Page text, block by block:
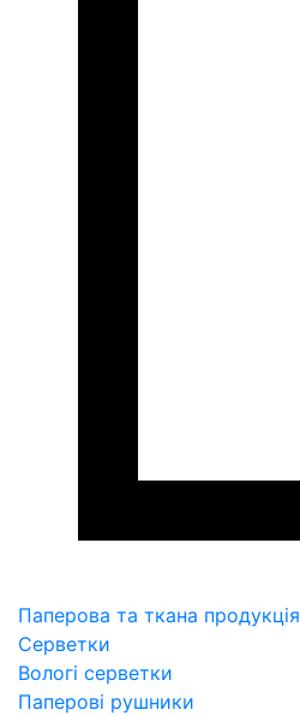
Паперова та ткана продукція
Серветки
Вологі серветки
Паперові рушники